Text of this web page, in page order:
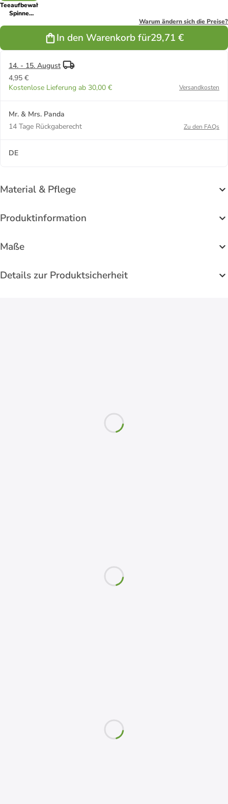
Teeaufbewahrung
Spinne
Warum ändern sich die Preise?
In den Warenkorb für29,71 €
14. - 15. August
4,95 €
Kostenlose Lieferung ab 30,00 €
Versandkosten
Mr. & Mrs. Panda
14 Tage Rückgaberecht
Zu den FAQs
DE
Material & Pflege
Produktinformation
Maße
Details zur Produktsicherheit